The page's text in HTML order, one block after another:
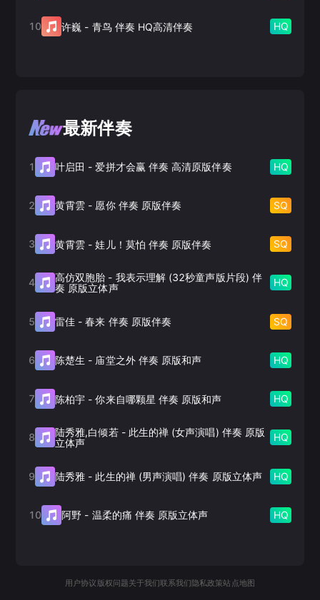
10 许巍 - 青鸟 伴奏 HQ高清伴奏 HQ
最新伴奏
1 叶启田 -爱拼才会赢 伴奏 高清原版伴奏 HQ
2 黄霄雲 - 愿你 伴奏 原版伴奏 SQ
3 黄霄雲 -娃儿！莫怕 伴奏 原版伴奏 SQ
4 高仿双胞胎 - 我表示理解 (32秒童声版片段) 伴
奏 原版立体声
HQ
5 雷佳 -春来 伴奏 原版伴奏 SQ
6 陈楚生 - 庙堂之外 伴奏 原版和声 HQ
7 陈柏宇 -你来自哪颗星 伴奏 原版和声 HQ
8 陆秀雅,白倾若- 此生的禅 (女声演唱) 伴奏 原版
立体声
HQ
9 陆秀雅 - 此生的禅 (男声演唱) 伴奏 原版立体声 HQ
10 阿野 - 温柔的痛 伴奏 原版立体声 HQ
用户协议 版权问题关于我们联系我们 隐私政策站点地图